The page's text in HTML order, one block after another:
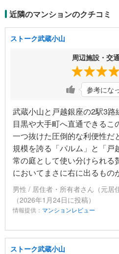
近隣のマンションのクチコミ
ストーク武蔵小山
周辺施設・交
参考にな
武蔵小山と戸越銀座の2駅3路
目黒や大手町へ直通できるこ
一つ抜けた圧倒的な利便性だ
規模を誇る「パルム」と「戸
常の庭として使い分けられる
においてまさに右に出るもの
男性 / 居住者・所有者さん（元居
（2026年1月24日に投稿）
情報提供： マンションレビュー
ストーク武蔵小山